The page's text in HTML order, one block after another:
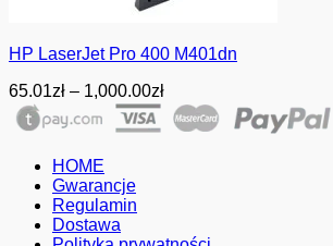
HP LaserJet Pro 400 M401dn
65.01zł – 1,000.00złZakres
cen:
od
HOME
Gwarancje
Regulamin
Dostawa